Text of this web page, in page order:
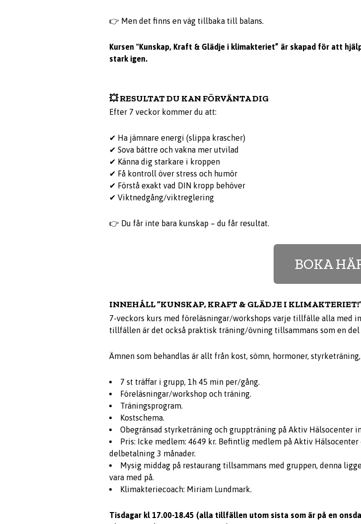
👉 Men det finns en väg tillbaka till balans.
Kursen "Kunskap, Kraft & Glädje i klimakteriet” är skapad för att
stark igen.
💥 RESULTAT DU KAN FÖRVÄNTA DIG
Efter 7 veckor kommer du att:
✔ Ha jämnare energi (slippa krascher)
✔ Sova bättre och vakna mer utvilad
✔ Känna dig starkare i kroppen
✔ Få kontroll över stress och humör
✔ Förstå exakt vad DIN kropp behöver
✔ Viktnedgång/viktreglering
👉 Du får inte bara kunskap – du får resultat.
BOKA
INNEHÅLL ”KUNSKAP, KRAFT & GLÄDJE I
7-veckors kurs med föreläsningar/workshops varje tillfälle alla med
tillfällen är det också praktisk träning/övning tillsammans som en del
Ämnen som behandlas är allt från kost, sömn, hormoner,
7 st träffar i grupp, 1h 45 min per/gång.
Föreläsningar/workshop och träning.
Träningsprogram.
Kostschema.
Obegränsad styrketräning och gruppträning på Aktiv Hälsocenter
Pris: Icke medlem: 4649 kr. Befintlig medlem på Aktiv
delbetalning 3 månader.
Mysig middag på restaurang tillsammans med gruppen, denna
vara med på.
Klimakteriecoach: Miriam Lundmark.
Tisdagar kl 17.00-18.45 (alla tillfällen utom sista som är på en